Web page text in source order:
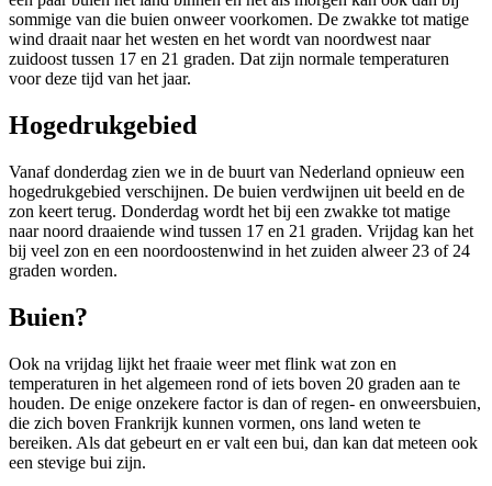
sommige van die buien onweer voorkomen. De zwakke tot matige
wind draait naar het westen en het wordt van noordwest naar
zuidoost tussen 17 en 21 graden. Dat zijn normale temperaturen
voor deze tijd van het jaar.
Hogedrukgebied
Vanaf donderdag zien we in de buurt van Nederland opnieuw een
hogedrukgebied verschijnen. De buien verdwijnen uit beeld en de
zon keert terug. Donderdag wordt het bij een zwakke tot matige
naar noord draaiende wind tussen 17 en 21 graden. Vrijdag kan het
bij veel zon en een noordoostenwind in het zuiden alweer 23 of 24
graden worden.
Buien?
Ook na vrijdag lijkt het fraaie weer met flink wat zon en
temperaturen in het algemeen rond of iets boven 20 graden aan te
houden. De enige onzekere factor is dan of regen- en onweersbuien,
die zich boven Frankrijk kunnen vormen, ons land weten te
bereiken. Als dat gebeurt en er valt een bui, dan kan dat meteen ook
een stevige bui zijn.